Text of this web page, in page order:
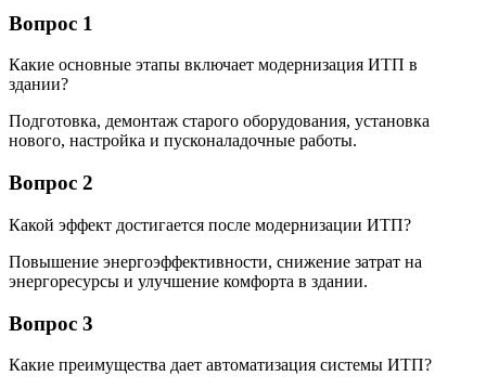
Вопрос 1
Какие основные этапы включает модернизация ИТП в
здании?
Подготовка, демонтаж старого оборудования, установка
нового, настройка и пусконаладочные работы.
Вопрос 2
Какой эффект достигается после модернизации ИТП?
Повышение энергоэффективности, снижение затрат на
энергоресурсы и улучшение комфорта в здании.
Вопрос 3
Какие преимущества дает автоматизация системы ИТП?